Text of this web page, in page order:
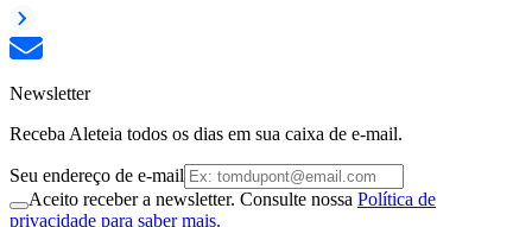
Newsletter
Receba Aleteia todos os dias em sua caixa de e-mail.
Seu endereço de e-mail
Aceito receber a newsletter. Consulte nossa Política de
privacidade para saber mais.